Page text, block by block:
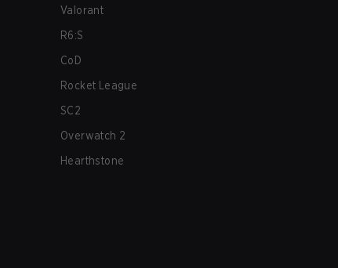
Valorant
R6:S
CoD
Rocket League
SC2
Overwatch 2
Hearthstone